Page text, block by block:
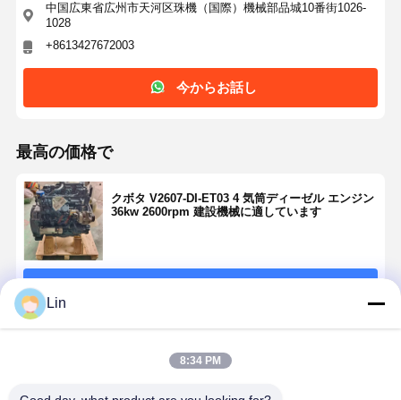
中国広東省広州市天河区珠機（国際）機械部品城10番街1026-
1028
+8613427672003
今からお話し
最高の価格で
クボタ V2607-DI-ET03 4 気筒ディーゼル エンジン
36kw 2600rpm 建設機械に適しています
推薦されたプロダクト
Lin
8:34 PM